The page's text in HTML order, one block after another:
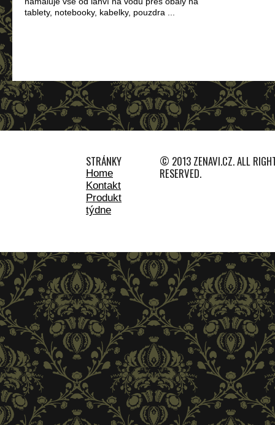
tablety, notebooky, kabelky, pouzdra ...
STRÁNKY
Home
Kontakt
Produkt
týdne
© 2013 ZENAVI.CZ. ALL
RESERVED.